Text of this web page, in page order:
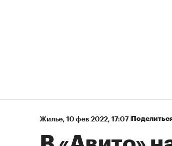
Жилье⁠, 10 фев 2022, 17:07